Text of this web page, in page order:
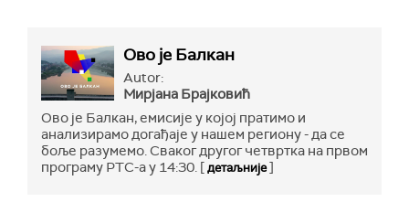
Ово је Балкан
Autor:
Мирјана Брајковић
Ово је Балкан, емисије у којој пратимо и
анализирамо догађаје у нашем региону - да се
боље разумемо. Сваког другог четвртка на првом
програму РТС-а у 14:30. [детаљније]